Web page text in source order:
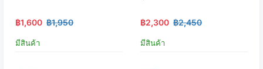
฿1,600 ฿1,950
มีสินค้า
฿2,300 ฿2,450
มีสินค้า